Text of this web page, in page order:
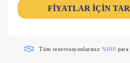
FİYATLAR İÇİN
Tüm rezervasyonlarınız %100 para